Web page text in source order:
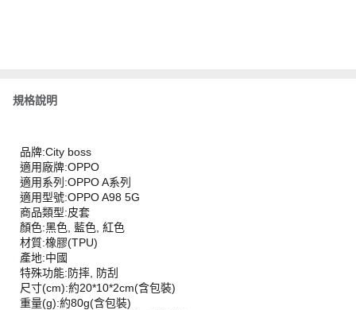
規格說明
品牌:City boss
適用廠牌:OPPO
適用系列:OPPO A系列
適用型號:OPPO A98 5G
商品類型:皮套
顏色:黑色, 藍色, 紅色
材質:橡膠(TPU)
產地:中國
特殊功能:防摔, 防刮
尺寸(cm):約20*10*2cm(含包裝)
重量(g):約80g(含包裝)